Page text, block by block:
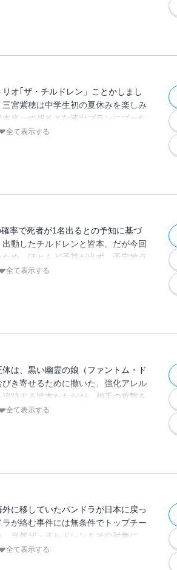
オ｢ザ・チルドレン」ことかしまし
宮紫穂は中学生初の夏休みを楽しみ
光一の超ＫＹな遠出プランにブーた
キャンプ地に謎の怪物が出現！！
全て表示する
率で死者が1名出るとの予知に基づ
動したチルドレンと皆本。だが今回
め、ほとんど予算が出ず、予定地点
水艦に便乗、そこからの監視はスワ
全て表示する
は、黒い幽霊の娘（ファントム・ド
き寄せるために撒いた、強化アレル
跡する皆本たちだが、相手の攻撃を
し倒れてしまう。もっともそれは催
全て表示する
に移していたパンドラが日本に戻っ
が絡む事件には無条件でトップチー
当然ザ・チルドレンもその対象に。
生であることに配慮して、新たな特
全て表示する